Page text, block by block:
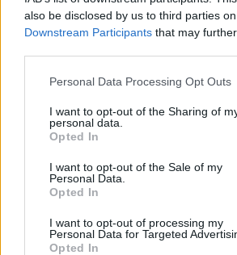
also be disclosed by us to third parties
Downstream Participants that may
Personal Data Processing Opt Outs
I want to opt-out of the Sharing of
personal data.
Opted In
I want to opt-out of the Sale of my
Personal Data.
Opted In
I want to opt-out of processing my
Personal Data for Targeted
Opted In
Rašyti komentarą
Jūsų vardas
Komentaras